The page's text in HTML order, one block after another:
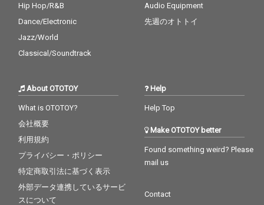
Hip Hop/R&B
Dance/Electronic
Jazz/World
Classical/Soundtrack
Audio Equipment
先週のオトトイ
About OTOTOY
What is OTOTOY?
会社概要
利用規約
プライバシー・ポリシー
特定商取引法に基づく表示
外部データ連携しているサービ
スについて
Help
Help Top
Make OTOTOY better
Found something weird? Please
mail us
Contact